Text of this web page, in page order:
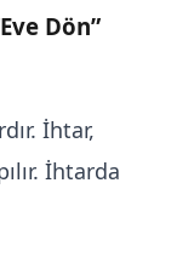
Dön”
İhtar,
İhtarda